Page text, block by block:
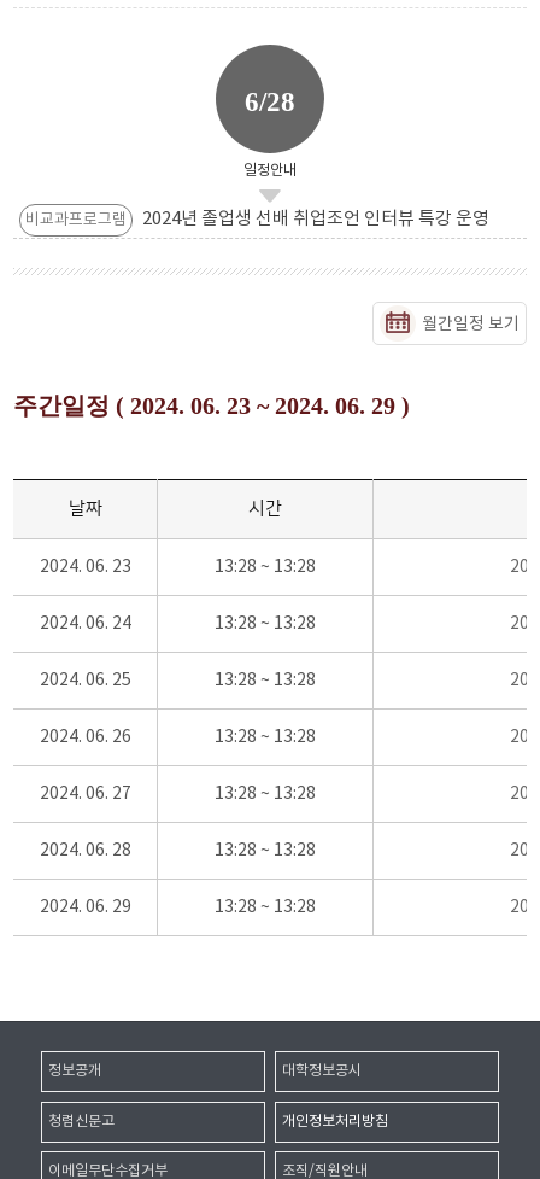
6/28
일정안내
비교과프로그램 2024년 졸업생 선배 취업조언 인터뷰 특강 운영
월간일정 보기
주간일정 ( 2024. 06. 23 ~ 2024. 06. 29 )
날짜 시간
2024. 06. 23 13:28 ~ 13:28
2024. 06. 24 13:28 ~ 13:28
2024. 06. 25 13:28 ~ 13:28
2024. 06. 26 13:28 ~ 13:28
2024. 06. 27 13:28 ~ 13:28
2024. 06. 28 13:28 ~ 13:28
2024. 06. 29 13:28 ~ 13:28
정보공개 대학정보공시
청렴신문고 개인정보처리방침
이메일무단수집거부 조직/직원안내